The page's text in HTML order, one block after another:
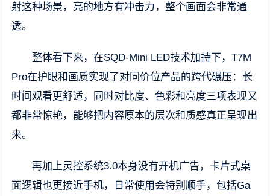
射这种场景，亮的地方有冲击力，整个画面会非常通
透。
整体看下来，在SQD-Mini LED技术加持下，T7M
Pro在护眼和画质实现了对同价位产品的跨代碾压：长
时间观看更舒适，同时对比度、色彩和亮度三项表现又
都非常惊艳，能够把内容原本的层次和质感真正呈现出
来。
再加上灵控系统3.0本身没有开机广告，卡片式桌
面逻辑也更接近手机，日常使用会特别顺手，包括Ga